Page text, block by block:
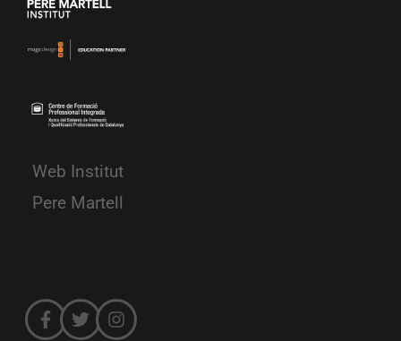
Web Institut
Pere Martell